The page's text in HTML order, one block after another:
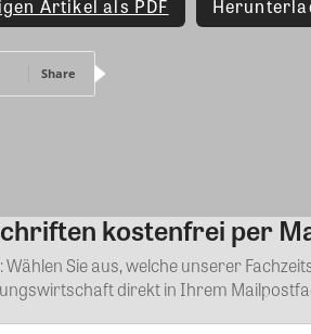
Artikel als PDF
Share
kostenfrei per
Wählen Sie aus, welche unserer
direkt in Ihrem